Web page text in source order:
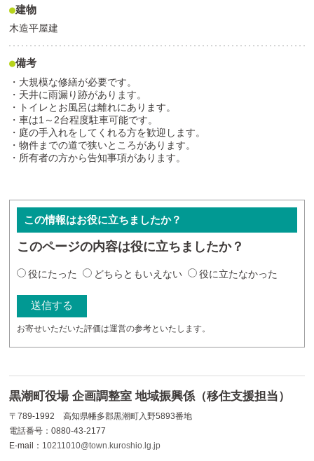
建物
木造平屋建
備考
・大規模な修繕が必要です。
・天井に雨漏り跡があります。
・トイレとお風呂は離れにあります。
・車は1～2台程度駐車可能です。
・庭の手入れをしてくれる方を歓迎します。
・物件までの道で狭いところがあります。
・所有者の方から告知事項があります。
この情報はお役に立ちましたか？
このページの内容は役に立ちましたか？
役にたった どちらともいえない 役に立たなかった
お寄せいただいた評価は運営の参考といたします。
黒潮町役場 企画調整室 地域振興係（移住支援担当）
〒789-1992 高知県幡多郡黒潮町入野5893番地
電話番号：0880-43-2177
E-mail： 10211010@town.kuroshio.lg.jp